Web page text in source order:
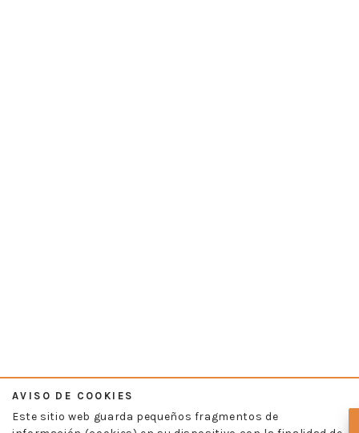
AVISO DE COOKIES
Este sitio web guarda pequeños fragmentos de